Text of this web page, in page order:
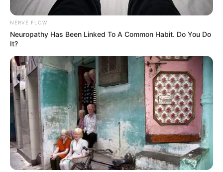
Posted
in
Friss hírek
Semjén Zsolt lemondása…
Felszólították Semjén Zsoltot–
Távozzon a posztjáról
bySzerző • September 25, 2025
NERVE FLOW
Neuropathy Has Been Linked To A Common Habit. Do You Do
It?